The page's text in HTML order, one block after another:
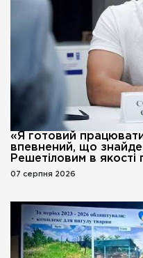
«Я готовий
впевнений, що знайде
Решетіловим в
07 серпня 2026